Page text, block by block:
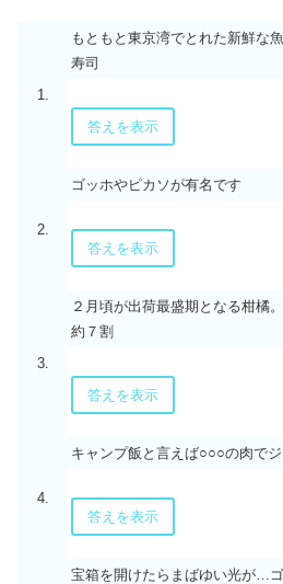
1.
もともと東京湾でとれた新鮮な
寿司
答えを表示
2.
ゴッホやピカソが有名です
答えを表示
3.
２月頃が出荷最盛期となる柑橘
約７割
答えを表示
4.
キャンプ飯と言えば○○○の肉で
答えを表示
宝箱を開けたらまばゆい光が…